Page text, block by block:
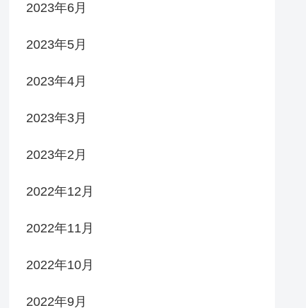
2023年6月
2023年5月
2023年4月
2023年3月
2023年2月
2022年12月
2022年11月
2022年10月
2022年9月